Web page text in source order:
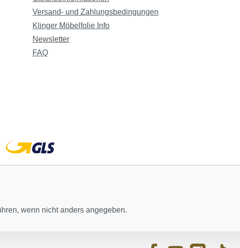
Versand- und Zahlungsbedingungen
Klinger Möbelfolie Info
Newsletter
FAQ
wenn nicht anders angegeben.